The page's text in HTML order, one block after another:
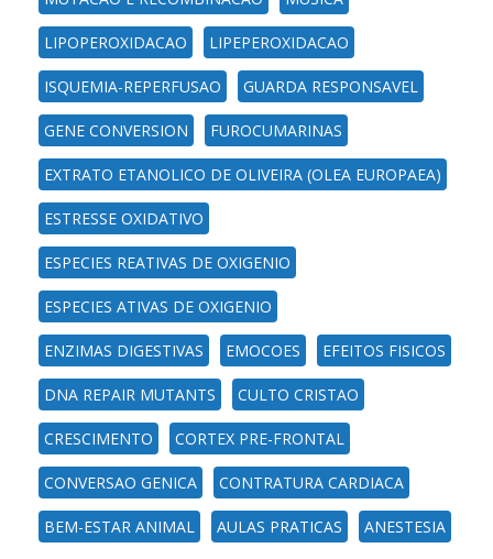
LIPOPEROXIDACAO LIPEPEROXIDACAO
ISQUEMIA-REPERFUSAO GUARDA RESPONSAVEL
GENE CONVERSION FUROCUMARINAS
EXTRATO ETANOLICO DE OLIVEIRA (OLEA EUROPAEA)
ESTRESSE OXIDATIVO
ESPECIES REATIVAS DE OXIGENIO
ESPECIES ATIVAS DE OXIGENIO
ENZIMAS DIGESTIVAS EMOCOES EFEITOS FISICOS
DNA REPAIR MUTANTS CULTO CRISTAO
CRESCIMENTO CORTEX PRE-FRONTAL
CONVERSAO GENICA CONTRATURA CARDIACA
BEM-ESTAR ANIMAL AULAS PRATICAS ANESTESIA